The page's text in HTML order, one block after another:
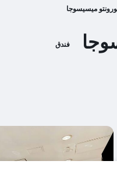
ميسيسوجا
فندق